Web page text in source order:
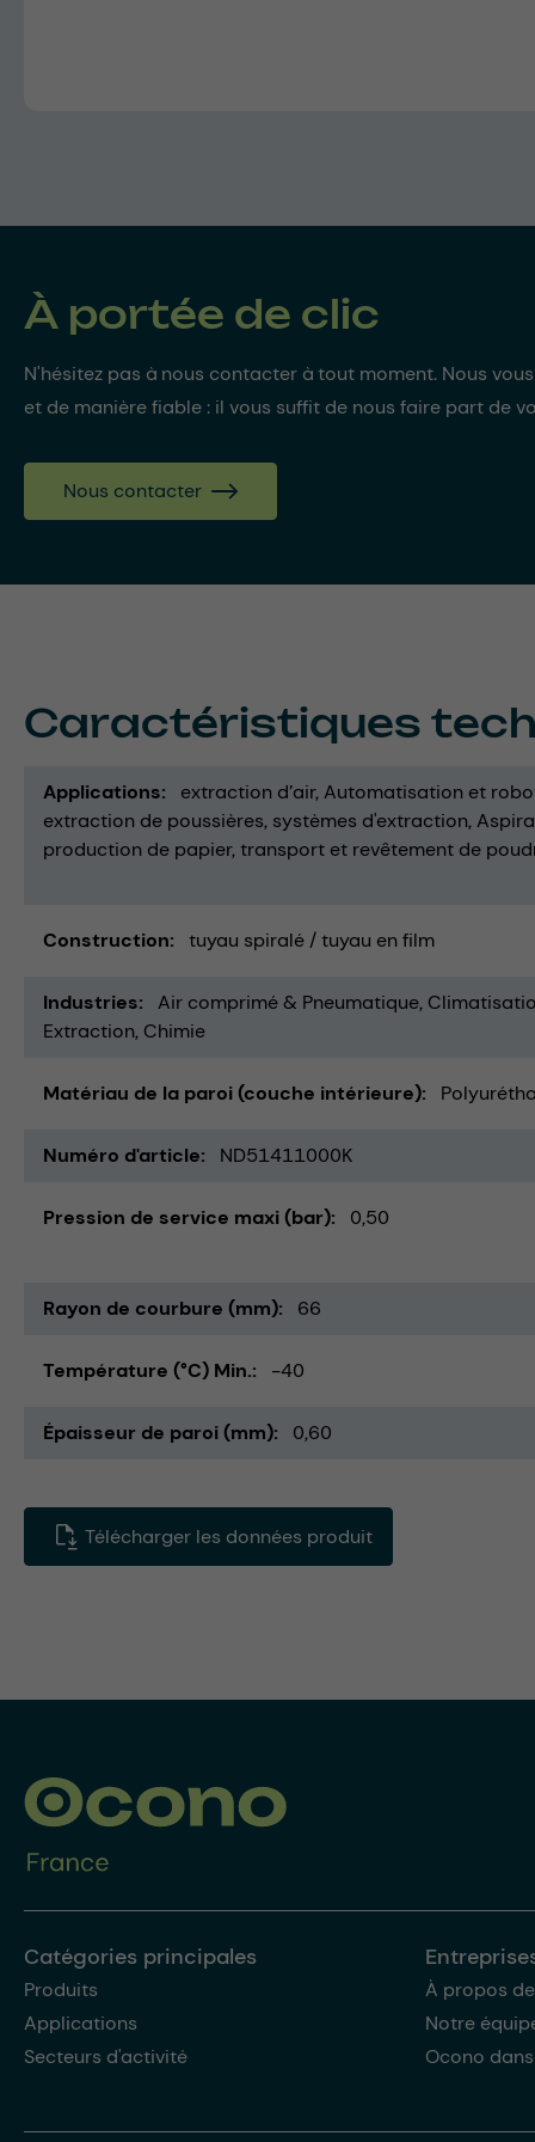
À portée de clic
N'hésitez pas à nous contacter à tout moment. Nous
et de manière fiable : il vous suffit de nous faire part de
Nous contacter
Caractéristiques
Applications extraction d’air Automatisation et
extraction de poussières systèmes d'extraction
production de papier transport et revêtement de
Construction tuyau spiralé / tuyau en film
Industries Air comprimé & Pneumatique
Extraction Chimie
Matériau de la paroi (couche intérieure)
Numéro d'article ND51411000K
Pression de service maxi (bar) 0,50
Rayon de courbure (mm) 66
Température (°C) Min. -40
Épaisseur de paroi (mm) 0,60
Télécharger les données produit
Catégories principales
Produits
Applications
Secteurs d'activité
À propos
Notre
Ocono